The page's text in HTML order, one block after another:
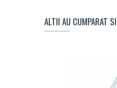
ALTII AU CUMPARAT SI